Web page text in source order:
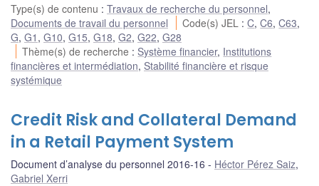
Type(s) de contenu : Travaux de recherche du personnel,
Documents de travail du personnel
Code(s) JEL :C,C6,C63,
G, G1 , G10, G15, G18, G2, G22, G28
Thème(s) de recherche : Système financier, Institutions
financières et intermédiation, Stabilité financière et risque
systémique
Credit Risk and Collateral Demand
in a Retail Payment System
Document d’analyse du personnel 2016-16 Héctor Pérez Saiz,
Gabriel Xerri